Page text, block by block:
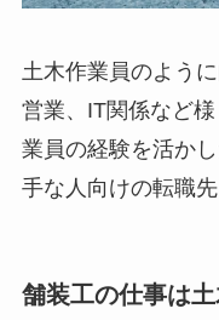
土木作業員のよう
営業、IT関係など
業員の経験を活か
手な人向けの転職
舗装工の仕事は